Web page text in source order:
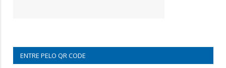
ENTRE PELO QR CODE